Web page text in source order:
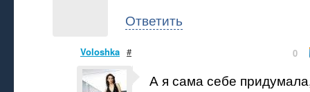
Ответить
Voloshka # 0
А я сама себе